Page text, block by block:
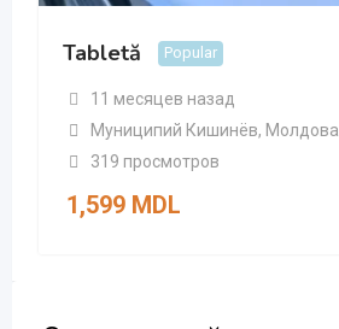
Tabletă Popular
11 месяцев назад
Муниципий Кишинёв, Молдова
319 просмотров
1,599 MDL